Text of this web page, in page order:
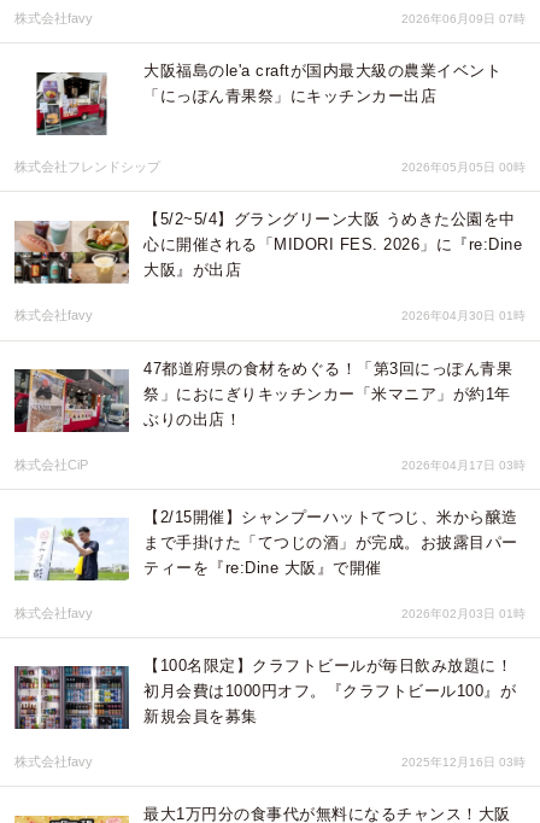
株式会社favy 2026年06月09日 07時
大阪福島のle'a craftが国内最大級の農業イベント
「にっぽん青果祭」にキッチンカー出店
株式会社フレンドシップ 2026年05月05日 00時
【5/2~5/4】グラングリーン大阪 うめきた公園を中
心に開催される「MIDORI FES. 2026」に『re:Dine
大阪』が出店
株式会社favy 2026年04月30日 01時
47都道府県の食材をめぐる！「第3回にっぽん青果
祭」におにぎりキッチンカー「米マニア」が約1年
ぶりの出店！
株式会社CiP 2026年04月17日 03時
【2/15開催】シャンプーハットてつじ、米から醸造
まで手掛けた「てつじの酒」が完成。お披露目パー
ティーを『re:Dine 大阪』で開催
株式会社favy 2026年02月03日 01時
【100名限定】クラフトビールが毎日飲み放題に！
初月会費は1000円オフ。『クラフトビール100』が
新規会員を募集
株式会社favy 2025年12月16日 03時
最大1万円分の食事代が無料になるチャンス！大阪